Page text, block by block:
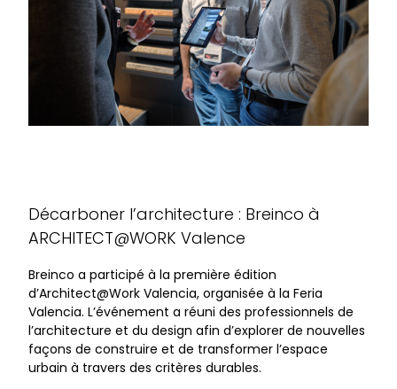
Décarboner l’architecture : Breinco à
ARCHITECT@WORK Valence
Breinco a participé à la première édition
d’Architect@Work Valencia, organisée à la Feria
Valencia. L’événement a réuni des professionnels de
l’architecture et du design afin d’explorer de nouvelles
façons de construire et de transformer l’espace
urbain à travers des critères durables.